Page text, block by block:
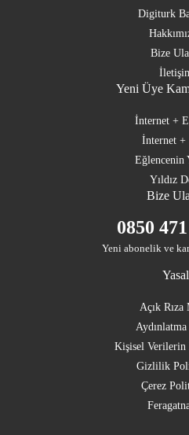
Digiturk
Bize
Yeni Üye
İnternet +
İnternet +
Eğlencenin
Yıldız
Bize
0850
Yeni abonelik ve
Yasal
Açık Rıza
Kişisel Verilerin
Gizlilik
Çerez